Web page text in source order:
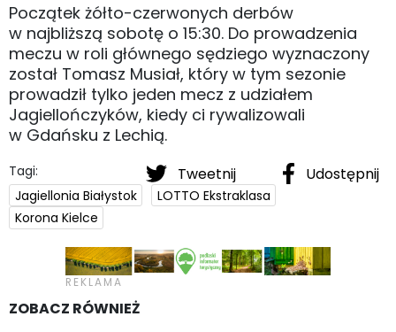
Początek żółto-czerwonych derbów
w najbliższą sobotę o 15:30. Do prowadzenia
meczu w roli głównego sędziego wyznaczony
został Tomasz Musiał, który w tym sezonie
prowadził tylko jeden mecz z udziałem
Jagiellończyków, kiedy ci rywalizowali
w Gdańsku z Lechią.
Tweetnij Udostępnij
Tagi:
Jagiellonia Białystok
LOTTO Ekstraklasa
Korona Kielce
ZOBACZ RÓWNIEŻ